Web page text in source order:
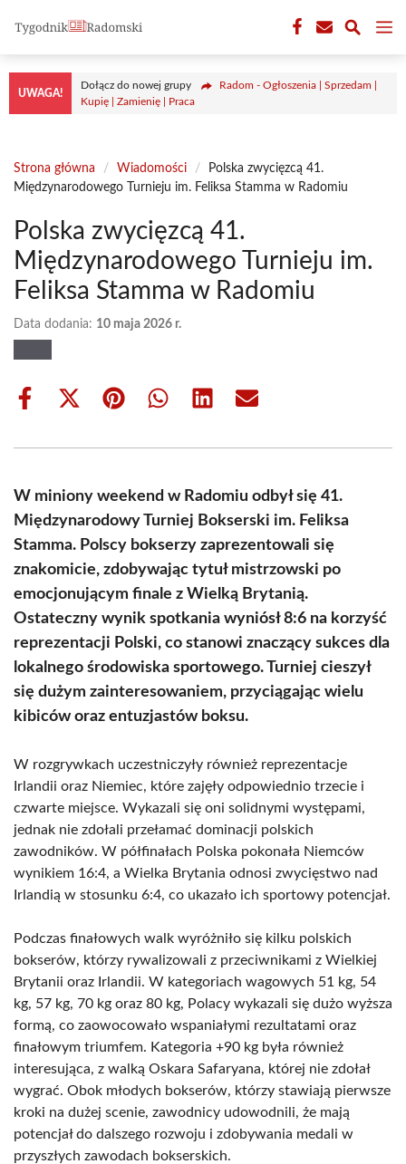
treści
UWAGA!
Dołącz do nowej grupy
Radom - Ogłoszenia | Sprzedam |
Kupię | Zamienię | Praca
Strona główna / Wiadomości /
Polska zwycięzcą 41.
Międzynarodowego Turnieju im. Feliksa Stamma w Radomiu
Polska zwycięzcą 41.
Międzynarodowego Turnieju im.
Feliksa Stamma w Radomiu
Data dodania: 10 maja 2026 r.
Share
Share
(Twitter)
Share Share Share Share
W miniony weekend w Radomiu odbył się 41.
Międzynarodowy Turniej Bokserski im. Feliksa
Stamma. Polscy bokserzy zaprezentowali się
znakomicie, zdobywając tytuł mistrzowski po
emocjonującym finale z Wielką Brytanią.
Ostateczny wynik spotkania wyniósł 8:6 na korzyść
reprezentacji Polski, co stanowi znaczący sukces dla
lokalnego środowiska sportowego. Turniej cieszył
się dużym zainteresowaniem, przyciągając wielu
kibiców oraz entuzjastów boksu.
W rozgrywkach uczestniczyły również reprezentacje
Irlandii oraz Niemiec, które zajęły odpowiednio trzecie i
czwarte miejsce. Wykazali się oni solidnymi występami,
jednak nie zdołali przełamać dominacji polskich
zawodników. W półfinałach Polska pokonała Niemców
wynikiem 16:4, a Wielka Brytania odnosi zwycięstwo nad
Irlandią w stosunku 6:4, co ukazało ich sportowy potencjał.
Podczas finałowych walk wyróżniło się kilku polskich
bokserów, którzy rywalizowali z przeciwnikami z Wielkiej
Brytanii oraz Irlandii. W kategoriach wagowych 51 kg, 54
kg, 57 kg, 70 kg oraz 80 kg, Polacy wykazali się dużo wyższa
formą, co zaowocowało wspaniałymi rezultatami oraz
finałowym triumfem. Kategoria +90 kg była również
interesująca, z walką Oskara Safaryana, której nie zdołał
wygrać. Obok młodych bokserów, którzy stawiają pierwsze
kroki na dużej scenie, zawodnicy udowodnili, że mają
potencjał do dalszego rozwoju i zdobywania medali w
przyszłych zawodach bokserskich.